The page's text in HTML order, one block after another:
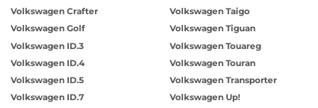
Volkswagen Crafter
Volkswagen Golf
Volkswagen ID.3
Volkswagen ID.4
Volkswagen ID.5
Volkswagen ID.7
Volkswagen Taigo
Volkswagen Tiguan
Volkswagen Touareg
Volkswagen Touran
Volkswagen Transporter
Volkswagen Up!